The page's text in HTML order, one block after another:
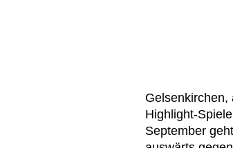
Gelsenkirchen,
Highlight-
September